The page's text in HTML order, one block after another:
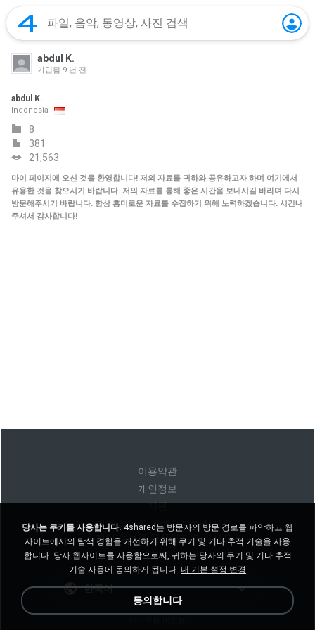
abdul K.
가입됨 9 년 전
abdul K.
Indonesia
8
381
21,563
마이 페이지에 오신 것을 환영합니다! 저의 자료를 귀하와 공유하고자 하며 여기에서
유용한 것을 찾으시기 바랍니다. 저의 자료를 통해 좋은 시간을 보내시길 바라며 다시
방문해주시기 바랍니다. 항상 흥미로운 자료를 수집하기 위해 노력하겠습니다. 시간내
주셔서 감사합니다!
이용약관
개인정보
지원
내 개인 정보를 판매하지 마십시오
내 개인 정보를 공유하지 마십시오
한국어
당사는 쿠키를 사용합니다. 4shared는 방문자의 방문 경로를 파악하고 웹
사이트에서의 탐색 경험을 개선하기 위해 쿠키 및 기타 추적 기술을 사용
합니다. 당사 웹사이트를 사용함으로써, 귀하는 당사의 쿠키 및 기타 추적
기술 사용에 동의하게 됩니다. 내 기본 설정 변경
동의합니다